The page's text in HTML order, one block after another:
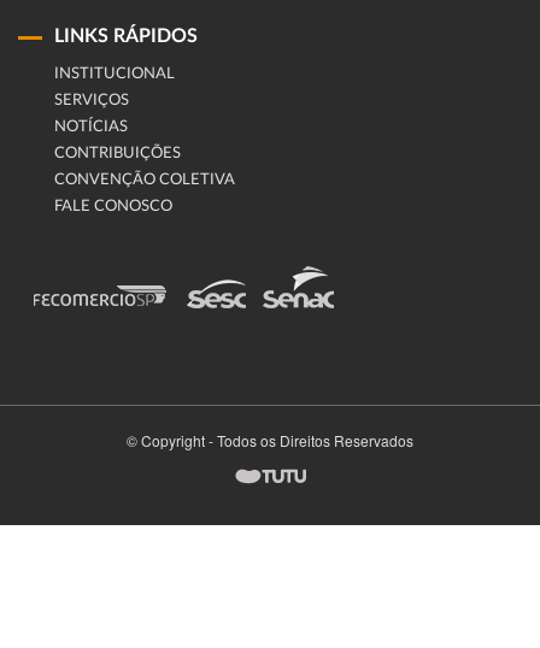
LINKS RÁPIDOS
INSTITUCIONAL
SERVIÇOS
NOTÍCIAS
CONTRIBUIÇÕES
CONVENÇÃO COLETIVA
FALE CONOSCO
© Copyright - Todos os Direitos Reservados